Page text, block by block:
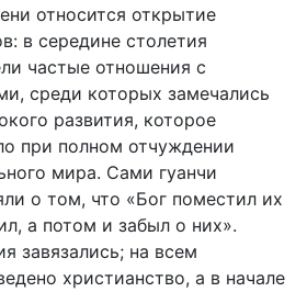
относится открытие
в середине столетия
частые отношения с
среди которых замечались
развития, которое
при полном отчуждении
мира. Сами гуанчи
о том, что «Бог поместил их
а потом и забыл о них».
завязались; на всем
христианство, а в начале